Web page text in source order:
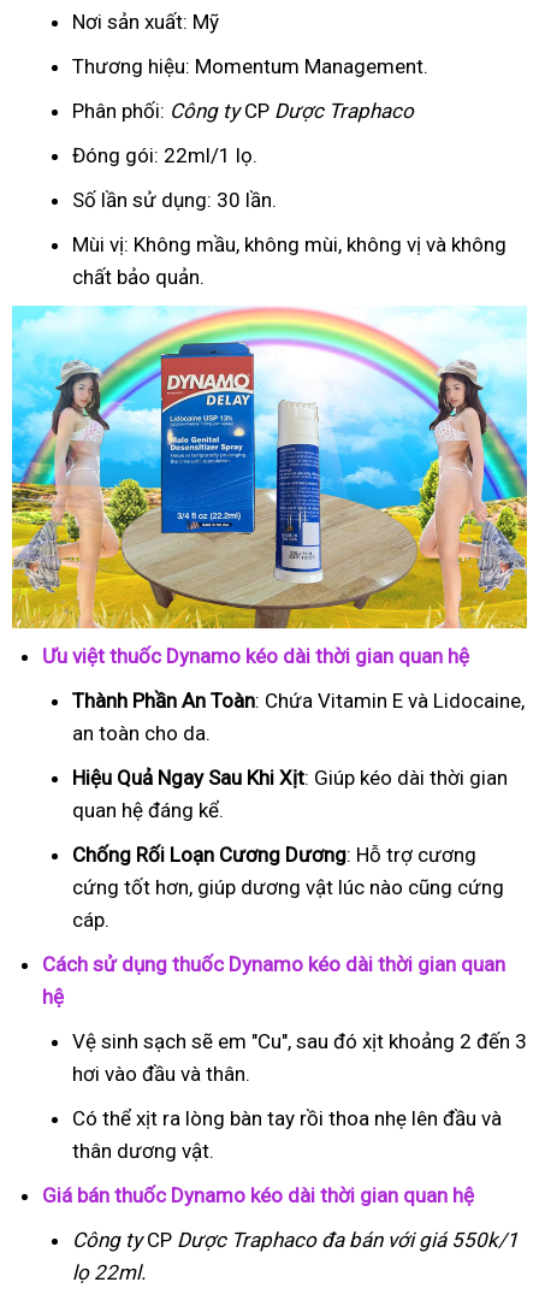
Nơi sản xuất: Mỹ
Thương hiệu: Momentum Management.
Phân phối: Công tyCP Dược Traphaco
Đóng gói: 22ml/1 lọ.
Số lần sử dụng: 30 lần.
Mùi vị: Không mầu, không mùi, không vị và không
chất bảo quản.
Ưu việt thuốc Dynamo kéo dài thời gian quan hệ
Thành Phần An Toàn: Chứa Vitamin E và Lidocaine,
an toàn cho da.
Hiệu Quả Ngay Sau Khi Xịt: Giúp kéo dài thời gian
quan hệ đáng kể.
Chống Rối Loạn Cương Dương: Hỗ trợ cương
cứng tốt hơn, giúp dương vật lúc nào cũng cứng
cáp.
Cách sử dụng thuốc Dynamo kéo dài thời gian quan
hệ
Vệ sinh sạch sẽ em "Cu", sau đó xịt khoảng 2 đến 3
hơi vào đầu và thân.
Có thể xịt ra lòng bàn tay rồi thoa nhẹ lên đầu và
thân dương vật.
Giá bán thuốc Dynamo kéo dài thời gian quan hệ
Công tyCP Dược Traphacođa bán với giá 550k/1
lọ 22ml.